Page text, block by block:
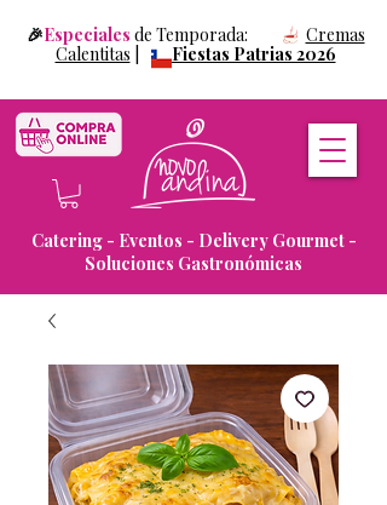
Catering - Eventos - Delivery Gourmet -
Soluciones Gastronómicas
🎉Especiales de Temporada: Cremas
Calentitas
Fiestas Patrias 2026